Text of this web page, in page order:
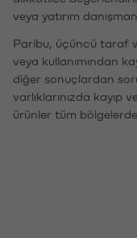
veya yatırım
Paribu, üçüncü taraf
veya kullanımından
diğer sonuçlardan
varlıklarınızda kayıp
ürünler tüm